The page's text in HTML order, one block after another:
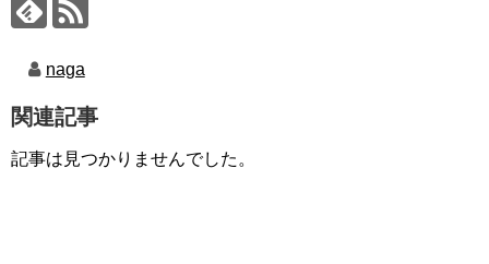
naga
関連記事
記事は見つかりませんでした。